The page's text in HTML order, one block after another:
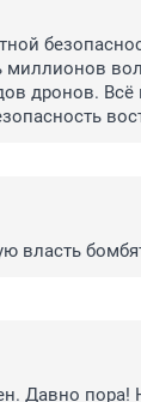
миллионов
дронов.
власть
Давно